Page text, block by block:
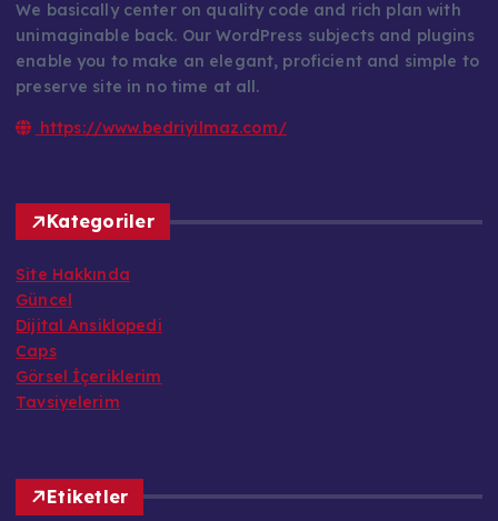
We basically center on quality code and rich plan with
unimaginable back. Our WordPress subjects and plugins
enable you to make an elegant, proficient and simple to
preserve site in no time at all.
https://www.bedriyilmaz.com/
Kategoriler
Site Hakkında
Güncel
Dijital Ansiklopedi
Caps
Görsel İçeriklerim
Tavsiyelerim
Etiketler